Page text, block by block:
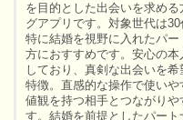
を目的とした出会いを求め
グアプリです。対象世代は30
特に結婚を視野に入れたパ
方におすすめです。安心の本
しており、真剣な出会いを
特徴。直感的な操作で使い
値観を持つ相手とつながり
す。結婚を前提としたパート